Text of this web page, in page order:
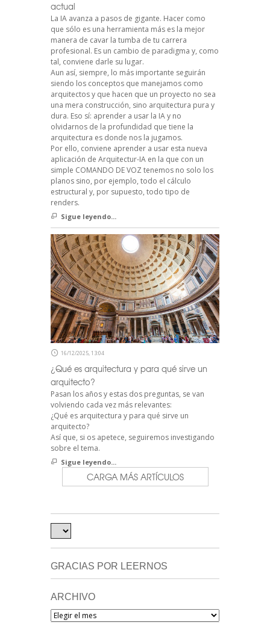
actual
La IA avanza a pasos de gigante. Hacer como
que sólo es una herramienta más es la mejor
manera de cavar la tumba de tu carrera
profesional. Es un cambio de paradigma y, como
tal, conviene darle su lugar.
Aun así, siempre, lo más importante seguirán
siendo los conceptos que manejamos como
arquitectos y que hacen que un proyecto no sea
una mera construcción, sino arquitectura pura y
dura. Eso sí: aprender a usar la IA y no
olvidarnos de la profundidad que tiene la
arquitectura es donde nos la jugamos.
Por ello, conviene aprender a usar esta nueva
aplicación de Arquitectur-IA en la que con un
simple COMANDO DE VOZ tenemos no solo los
planos sino, por ejemplo, todo el cálculo
estructural y, por supuesto, todo tipo de
renders.
Sigue leyendo...
16/12/2025, 13:04
¿Qué es arquitectura y para qué sirve un
arquitecto?
Pasan los años y estas dos preguntas, se van
volviendo cada vez más relevantes:
¿Qué es arquitectura y para qué sirve un
arquitecto?
Así que, si os apetece, seguiremos investigando
sobre el tema.
Sigue leyendo...
CARGA MÁS ARTÍCULOS
GRACIAS POR LEERNOS
ARCHIVO
Archivo